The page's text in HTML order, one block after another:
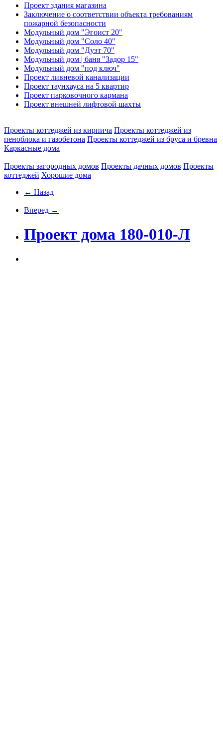
Проект здания магазина
Заключение о соответствии объекта требованиям
пожарной безопасности
Модульный дом "Эгоист 20"
Модульный дом "Соло 40"
Модульный дом "Дуэт 70"
Модульный дом | баня "Задор 15"
Модульный дом "под ключ"
Проект ливневой канализации
Проект таунхауса на 5 квартир
Проект парковочного кармана
Проект внешней лифтовой шахты
Проекты коттеджей из кирпича Проекты коттеджей из
пеноблока и газобетона Проекты коттеджей из бруса и бревна
Каркасные дома
Проекты загородных домов Проекты дачных домов Проекты
коттеджей Хорошие дома
← Назад
Вперед →
Проект дома 180-010-Л